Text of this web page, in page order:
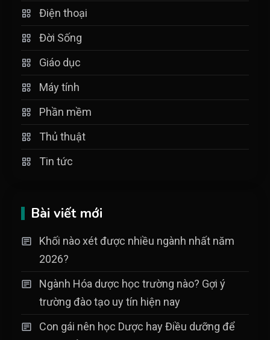
Điện thoại
Đời Sống
Giáo dục
Máy tính
Phần mềm
Thủ thuật
Tin tức
Bài viết mới
Khối nào xét được nhiều ngành nhất năm
2026?
Ngành Hóa dược học trường nào? Gợi ý
trường đào tạo uy tín hiện nay
Con gái nên học Dược hay Điều dưỡng để